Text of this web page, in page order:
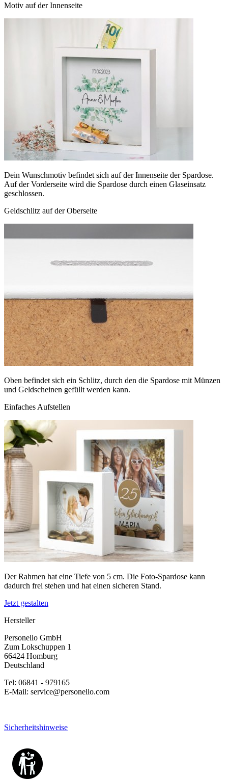
Motiv auf der Innenseite
Dein Wunschmotiv befindet sich auf der Innenseite der Spardose.
Auf der Vorderseite wird die Spardose durch einen Glaseinsatz
geschlossen.
Geldschlitz auf der Oberseite
Oben befindet sich ein Schlitz, durch den die Spardose mit Münzen
und Geldscheinen gefüllt werden kann.
Einfaches Aufstellen
Der Rahmen hat eine Tiefe von 5 cm. Die Foto-Spardose kann
dadurch frei stehen und hat einen sicheren Stand.
Jetzt gestalten
Hersteller
Personello GmbH
Zum Lokschuppen 1
66424 Homburg
Deutschland
Tel: 06841 - 979165
E-Mail: service@personello.com
Sicherheitshinweise